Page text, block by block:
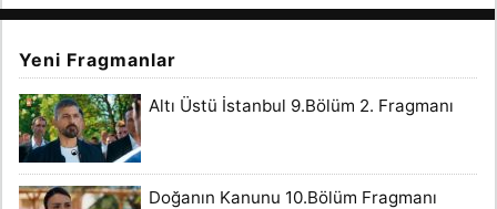
Yeni Fragmanlar
Altı Üstü İstanbul 9.Bölüm 2. Fragmanı
Doğanın Kanunu 10.Bölüm Fragmanı